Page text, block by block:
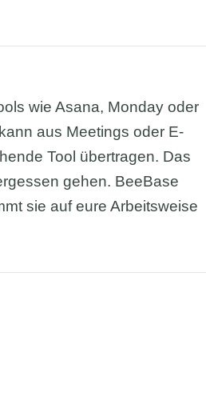
wie Asana, Monday oder
aus Meetings oder E-
Tool übertragen. Das
gehen. BeeBase
sie auf eure Arbeitsweise